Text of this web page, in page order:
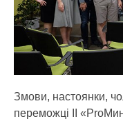
Змови, настоянки,
переможці ІІ